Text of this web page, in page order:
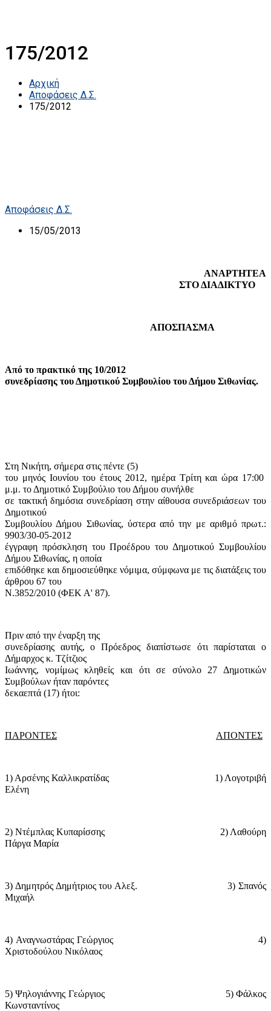
175/2012
Αρχική
Αποφάσεις Δ.Σ.
175/2012
Αποφάσεις Δ.Σ.
15/05/2013
ΑΝΑΡΤΗΤΕΑ
ΣΤΟ ΔΙΑΔΙΚΤΥΟ
ΑΠΟΣΠΑΣΜΑ
Από το πρακτικό της 10/2012
συνεδρίασης του Δημοτικού Συμβουλίου του Δήμου Σιθωνίας.
Στη Νικήτη, σήμερα στις πέντε (5)
του μηνός Ιουνίου του έτους 2012, ημέρα Τρίτη και ώρα 17:00
μ.μ. το Δημοτικό Συμβούλιο του Δήμου συνήλθε
σε τακτική δημόσια συνεδρίαση στην αίθουσα συνεδριάσεων του
Δημοτικού
Συμβουλίου Δήμου Σιθωνίας, ύστερα από την με αριθμό πρωτ.:
9903/30-05-2012
έγγραφη πρόσκληση του Προέδρου του Δημοτικού Συμβουλίου
Δήμου Σιθωνίας, η οποία
επιδόθηκε και δημοσιεύθηκε νόμιμα, σύμφωνα με τις διατάξεις του
άρθρου 67 του
Ν.3852/2010 (ΦΕΚ Α' 87).
Πριν από την έναρξη της
συνεδρίασης αυτής, ο Πρόεδρος διαπίστωσε ότι παρίσταται ο
Δήμαρχος κ. Τζίτζιος
Ιωάννης, νομίμως κληθείς και ότι σε σύνολο 27 Δημοτικών
Συμβούλων ήταν παρόντες
δεκαεπτά (17) ήτοι:
ΠΑΡΟΝΤΕΣ ΑΠΟΝΤΕΣ
1) Αρσένης Καλλικρατίδας
1) Λογοτριβή
Ελένη
2) Ντέμπλας Κυπαρίσσης
2) Λαθούρη
Πάργα Μαρία
3) Δημητρός Δημήτριος του Αλεξ.
3) Σπανός
Μιχαήλ
4) Αναγνωστάρας Γεώργιος
4)
Χριστοδούλου Νικόλαος
5) Ψηλογιάννης Γεώργιος
5) Φάλκος
Κωνσταντίνος